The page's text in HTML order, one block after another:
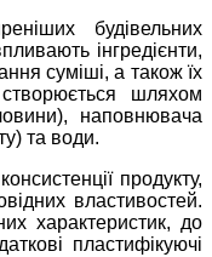
будівельних
інгредієнти,
суміші, а також їх
шляхом
наповнювача
та води.
продукту,
властивостей.
характеристик, до
пластифікуючі